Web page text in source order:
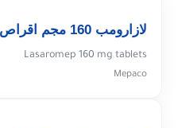
لازارومب 160 مجم اقراص
Lasaromep 160 mg tablets
Mepaco